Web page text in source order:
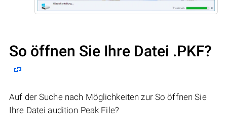
So öffnen Sie Ihre Datei .PKF?
Auf der Suche nach Möglichkeiten zur So öffnen Sie
Ihre Datei audition Peak File?